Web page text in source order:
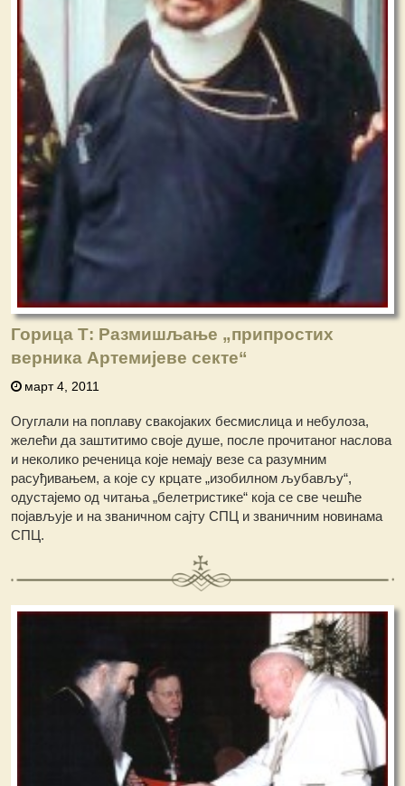
Горица Т: Размишљање „припростих
верника Артемијеве секте“
март 4, 2011
Огуглали на поплаву свакојаких бесмислица и небулоза,
желећи да заштитимо своје душе, после прочитаног наслова
и неколико реченица које немају везе са разумним
расуђивањем, a које су крцате „изобилном љубављу“,
одустајемо од читања „белетристике“ која се све чешће
појављује и на званичном сајту СПЦ и званичним новинама
СПЦ.